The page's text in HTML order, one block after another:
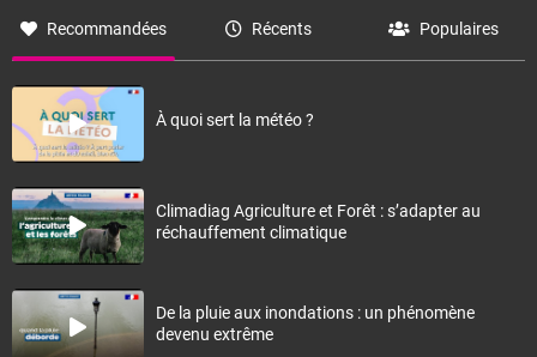
Recommandées Récents Populaires
À quoi sert la météo ?
Climadiag Agriculture et Forêt : s’adapter au
réchauffement climatique
De la pluie aux inondations : un phénomène
devenu extrême